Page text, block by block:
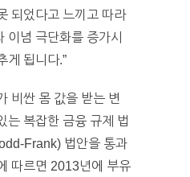
되었다고 느끼고 따라
이념 극단화를 증가시
게 됩니다.”
비싼 몸 값을 받는 변
는 복잡한 금융 규제 법
Frank) 법안을 통과
따르면 2013년에 부유